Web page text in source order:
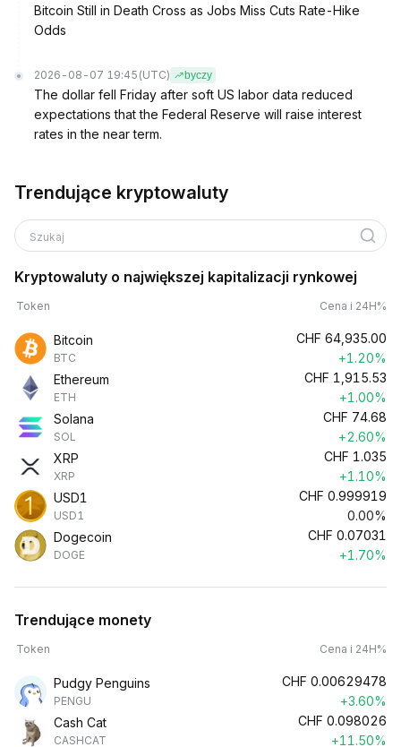
Bitcoin Still in Death Cross as Jobs Miss Cuts Rate-Hike
Odds
2026-08-07 19:45 (UTC) byczy
The dollar fell Friday after soft US labor data reduced
expectations that the Federal Reserve will raise interest
rates in the near term.
Trendujące kryptowaluty
Szukaj
Kryptowaluty o największej kapitalizacji rynkowej
Token Cena i 24H%
Bitcoin
BTC
CHF 64,935.00
+1.20%
Ethereum
ETH
CHF 1,915.53
+1.00%
Solana
SOL
CHF 74.68
+2.60%
XRP
XRP
CHF 1.035
+1.10%
USD1
USD1
CHF 0.999919
0.00%
Dogecoin
DOGE
CHF 0.07031
+1.70%
Trendujące monety
Token Cena i 24H%
Pudgy Penguins
PENGU
CHF 0.00629478
+3.60%
Cash Cat
CASHCAT
CHF 0.098026
+11.50%